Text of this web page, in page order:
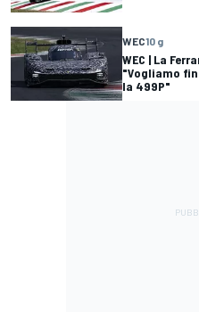
WEC10 g
WEC | La
"Vogliamo
la 499P"